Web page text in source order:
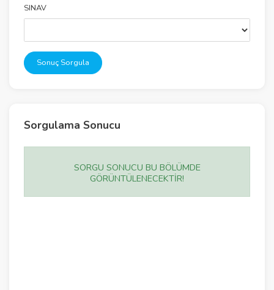
SINAV
Sonuç Sorgula
Sorgulama Sonucu
SORGU SONUCU BU BÖLÜMDE
GÖRÜNTÜLENECEKTİR!